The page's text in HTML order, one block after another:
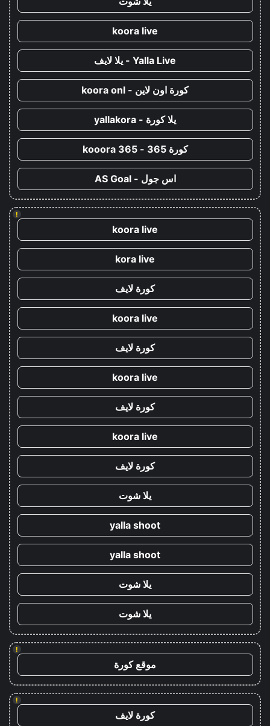
koora live
Yalla Live - يلا لايف
كورة اون لاين - koora onl
يلا كورة - yallakora
كورة 365 - kooora 365
اس جول - AS Goal
!
koora live
kora live
كورة لايف
koora live
كورة لايف
koora live
كورة لايف
koora live
كورة لايف
يلا شوت
yalla shoot
yalla shoot
يلا شوت
يلا شوت
!
موقع كورة
!
كورة لايف